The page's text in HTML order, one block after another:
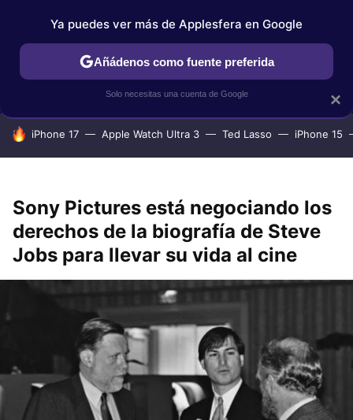
IPHONE TUTORIALES APPLESFERA SELECCIÓN
HOY SE HABLA DE
iPhone 17 Apple Watch Ultra 3 Ted Lasso iPhone 15
Sony Pictures está negociando los
derechos de la biografía de Steve
Jobs para llevar su vida al cine
×
Ya puedes ver más de Applesfera en Google
Añádenos como fuente preferida
Solo necesitas una cuenta de Google